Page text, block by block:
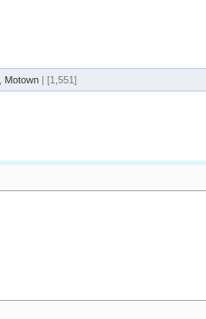
Motown | [1,551]